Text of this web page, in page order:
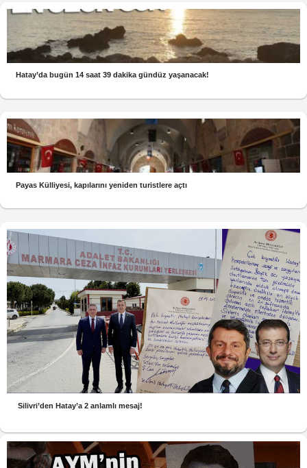
Hatay’da bugün 14 saat 39 dakika gündüz yaşanacak!
Payas Külliyesi, kapılarını yeniden turistlere açtı
Silivri’den Hatay’a 2 anlamlı mesaj!